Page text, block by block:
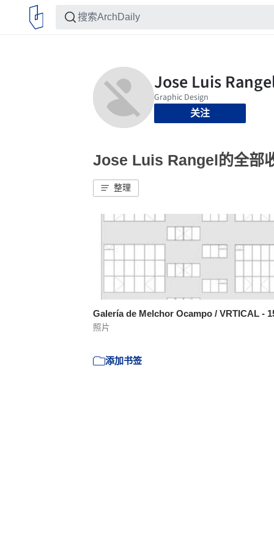
关注
Jose Luis Rangel的全部
整理
Galería de Melchor Ocampo / VRTICAL -
照片
添加书签